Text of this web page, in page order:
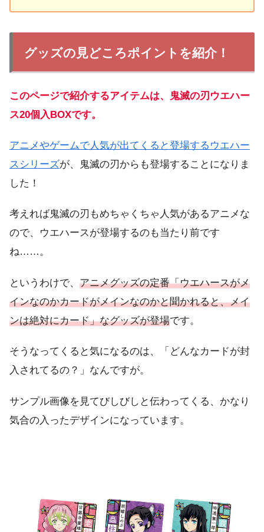
グッズの見どころポイントを紹介！
このページで紹介するアイテムは、鬼滅の刃ウエハー
ス20個入BOXです。
アニメやゲームで人気が出てくると登場するウエハー
スシリーズが、鬼滅の刃からも登場することになりま
した！
考えれば鬼滅の刃もめちゃくちゃ人気があるアニメな
ので、ウエハースが登場するのも当たり前です
ね……。
というわけで、 アニメグッズの定番「ウエハースがメ
インなのかカードがメインなのかと聞かれると、メイ
ンは絶対にカード」なグッズが登場です。
そうなってくると気になるのは、「どんなカードが封
入されてるの？」なんですが。
サンプル画像を見てびしびしと伝わってくる、かなり
気合の入ったデザインになっています。